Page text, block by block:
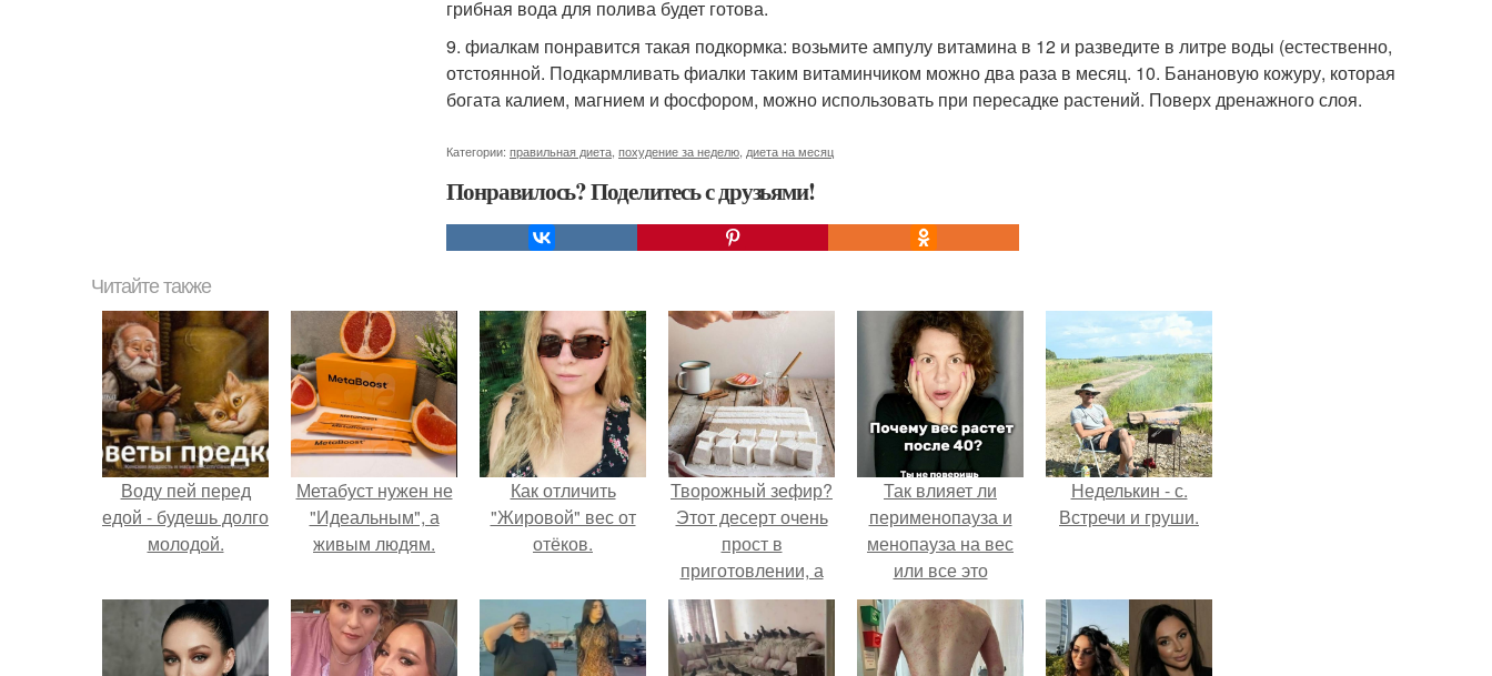
грибная вода для полива будет готова.
9. фиалкам понравится такая подкормка: возьмите ампулу витамина в 12 и разведите в литре воды (естественно,
отстоянной. Подкармливать фиалки таким витаминчиком можно два раза в месяц. 10. Банановую кожуру, которая
богата калием, магнием и фосфором, можно использовать при пересадке растений. Поверх дренажного слоя.
Категории: правильная диета похудение за неделю диета на месяц
Понравилось? Поделитесь с друзьями!
Читайте также
Воду пей перед
едой - будешь долго
молодой.
Метабуст нужен не
"Идеальным", а
живым людям.
Как отличить
"Жировой" вес от
отёков.
Творожный зефир?
Этот десерт очень
прост в
приготовлении, а
по вкусу он
напоминает самый
настоящий зефир!
Так влияет ли
перименопауза и
менопауза на вес
или все это
ерунда?
Неделькин - с.
Встречи и груши.